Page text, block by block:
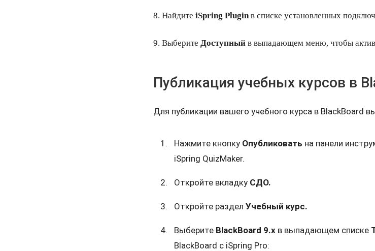
8. Найдите iSpring Pluginв списке установленных
9. Выберите Доступный в выпадающем меню, чтобы
Публикация учебных курсов в
Для публикации вашего учебного курса в BlackBoard
Нажмите кнопку Опубликовать на панели
iSpring QuizMaker.
Откройте вкладку СДО.
Откройте раздел Учебный курс.
Выберите BlackBoard 9.x в выпадающем списке
BlackBoard с iSpring Pro: